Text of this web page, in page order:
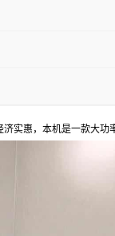
实惠，本机是一款大功